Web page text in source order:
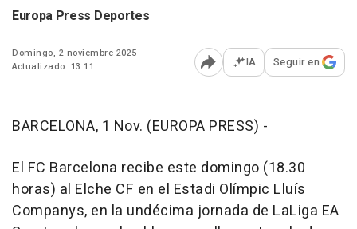
Europa Press Deportes
Domingo, 2 noviembre 2025
Actualizado: 13:11
Abrir opciones para
IA Seguir en
BARCELONA, 1 Nov. (EUROPA PRESS) -
El FC Barcelona recibe este domingo (18.30
horas) al Elche CF en el Estadi Olímpic Lluís
Companys, en la undécima jornada de LaLiga EA